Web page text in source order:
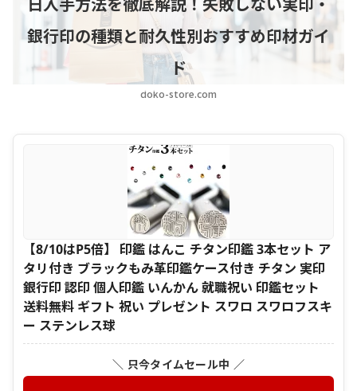
doko-store.com
銀行印の種類と耐久性別おすすめ印材ガイ
ド
【8/10はP5倍】 印鑑 はんこ チタン印鑑 3本セット ア
タリ付き ブラックもみ革印鑑ケース付き チタン 実印
銀行印 認印 個人印鑑 いんかん 就職祝い 印鑑セット
送料無料 ギフト 祝い プレゼント スワロ スワロフスキ
ー ステンレス球
＼ 只今タイムセール中 ／